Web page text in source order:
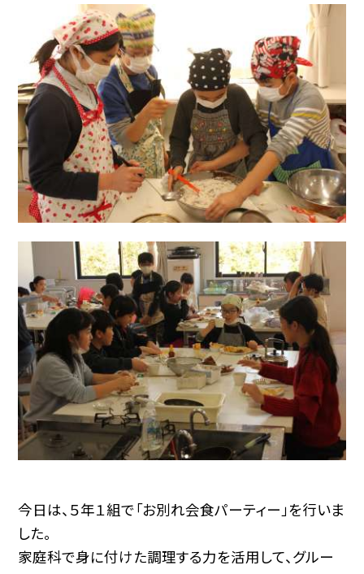
今日は、５年１組で「お別れ会食パーティー」を行いま
した。
家庭科で身に付けた調理する力を活用して、グルー